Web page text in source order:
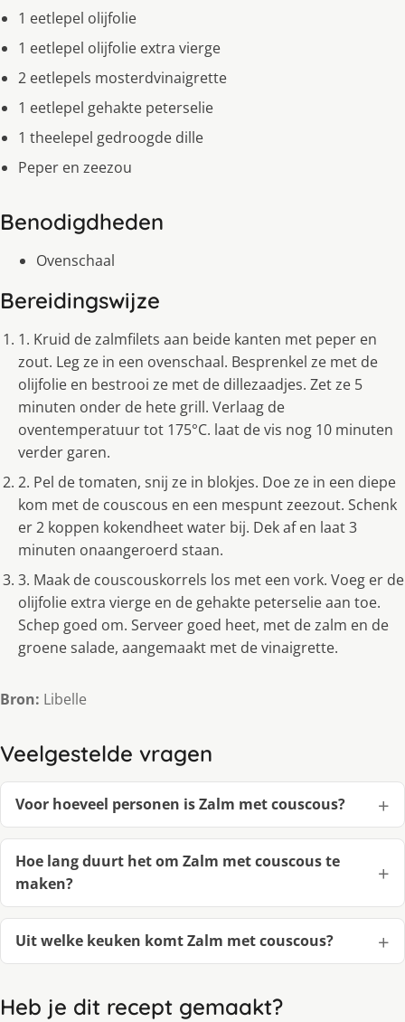
1 eetlepel olijfolie
1 eetlepel olijfolie extra vierge
2 eetlepels mosterdvinaigrette
1 eetlepel gehakte peterselie
1 theelepel gedroogde dille
Peper en zeezou
Benodigdheden
Ovenschaal
Bereidingswijze
1. Kruid de zalmfilets aan beide kanten met peper en
zout. Leg ze in een ovenschaal. Besprenkel ze met de
olijfolie en bestrooi ze met de dillezaadjes. Zet ze 5
minuten onder de hete grill. Verlaag de
oventemperatuur tot 175°C. laat de vis nog 10 minuten
verder garen.
2. Pel de tomaten, snij ze in blokjes. Doe ze in een diepe
kom met de couscous en een mespunt zeezout. Schenk
er 2 koppen kokendheet water bij. Dek af en laat 3
minuten onaangeroerd staan.
3. Maak de couscouskorrels los met een vork. Voeg er de
olijfolie extra vierge en de gehakte peterselie aan toe.
Schep goed om. Serveer goed heet, met de zalm en de
groene salade, aangemaakt met de vinaigrette.
Bron: Libelle
Veelgestelde vragen
Voor hoeveel personen is Zalm met couscous?
Hoe lang duurt het om Zalm met couscous te
maken?
Uit welke keuken komt Zalm met couscous?
Heb je dit recept gemaakt?